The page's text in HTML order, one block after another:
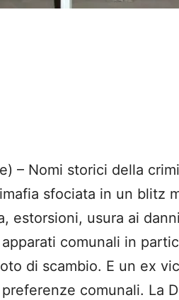
– Nomi storici della
sfociata in un blitz
estorsioni, usura ai
comunali in
di scambio. E un ex
comunali. La